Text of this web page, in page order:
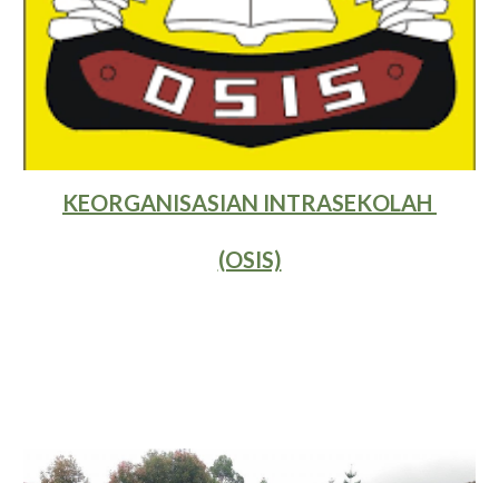
KEORGANISASIAN INTRASEKOLAH
(OSIS)